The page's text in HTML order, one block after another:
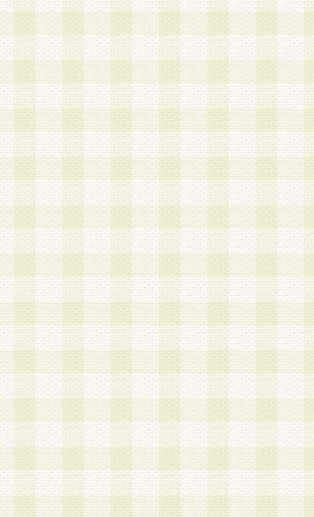
ならないものとします。
4.当社は、会員によるログインIDおよびパスワー
盗用など第三者の利用に伴う損害の発生について
き事由の有無、その他原因の如何を問わず、一切
のとします。
第5条 会員の登録情報
1.当社は、会員の登録情報に含まれる氏名・住所
アドレス等会員個人を識別できる情報を当社が別
シーポリシー
」に基づき適切に取り扱うものとし
は、当該個人情報を以下の各号に定める目的に利
す。なお、これら事項以外の目的で個人情報を利
かじめ会員の同意を得たうえで利用するものとし
a.本サービスの実施または運営
b.本サービスに係る謝礼、景品、調査サンプル品
c.会員からの電話、メール等の問い合わせなどへ
d.その他これらに付随する業務
2.当社は、会員個人を識別することのできる情報
会員情報を本人の承諾なく第三者に開示すること
人を識別できる情報について第三者に開示または
社は事前に会員本人の同意を得るものとします。
3.前項の定めに拘わらず、当社は、以下の目的に
意を 得ることなく、会員個人を識別できる情報
づき選定した委託業者に対して当社の責任におい
できるものとします。な お、当社は、当該委託
契約を締結しこれを遵守させるとともに、本規約
の注意をもって当該情報を使用させるものとし ま